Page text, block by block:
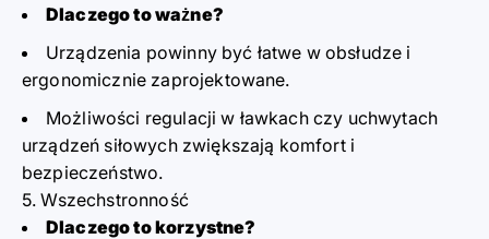
Dlaczego to ważne?
Urządzenia powinny być łatwe w obsłudze i
ergonomicznie zaprojektowane.
Możliwości regulacji w ławkach czy uchwytach
urządzeń siłowych zwiększają komfort i
bezpieczeństwo.
5. Wszechstronność
Dlaczego to korzystne?